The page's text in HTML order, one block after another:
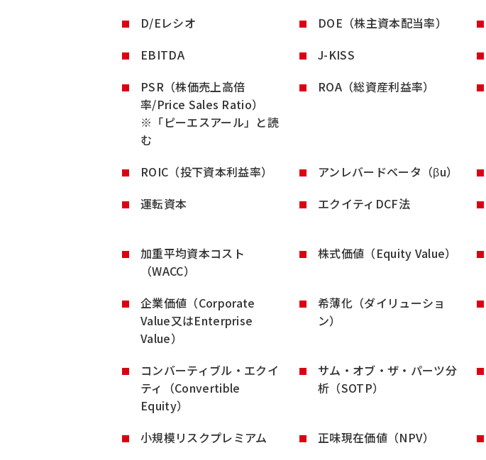
D/Eレシオ DOE（株主資本配当率）
EBITDA
J-KISS
PSR（株価売上高倍
率/Price Sales Ratio）
※「ピーエスアール」と読
む
ROA（総資産利益率）
ROIC（投下資本利益率） アンレバードベータ（βu）
運転資本
エクイティDCF法
加重平均資本コスト
（WACC）
株式価値（Equity Value）
企業価値（Corporate
Value又はEnterprise
Value）
希薄化（ダイリューショ
ン）
コンバーティブル・エクイ
ティ（Convertible
Equity）
サム・オブ・ザ・パーツ分
析（SOTP）
小規模リスクプレミアム 正味現在価値（NPV）